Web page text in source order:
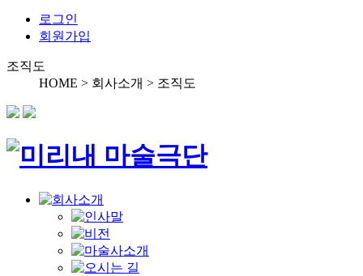
로그인
회원가입
조직도
HOME > 회사소개 > 조직도